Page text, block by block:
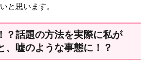
と思います。
？話題の方法を実際に私が
、嘘のような事態に！？